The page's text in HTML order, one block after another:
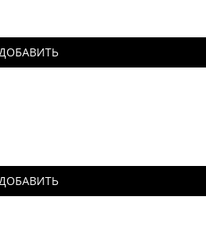
ДОБАВИТЬ
ДОБАВИТЬ